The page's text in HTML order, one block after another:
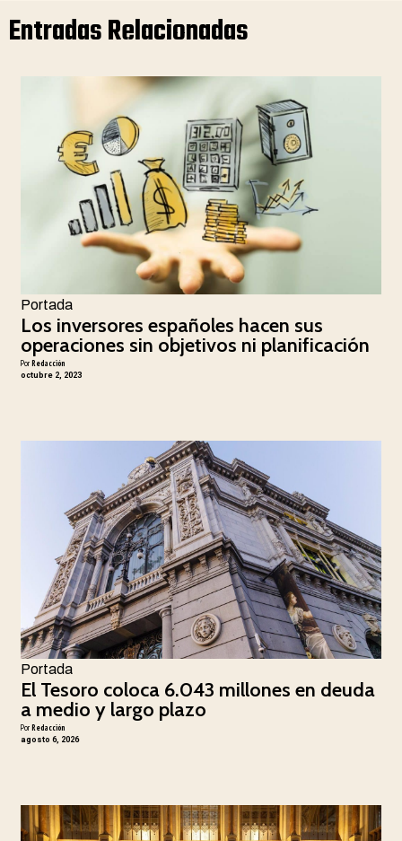
Entradas Relacionadas
Portada
Los inversores españoles hacen sus
operaciones sin objetivos ni planificación
PorRedacción
octubre 2, 2023
Portada
El Tesoro coloca 6.043 millones en deuda
a medio y largo plazo
PorRedacción
agosto 6, 2026